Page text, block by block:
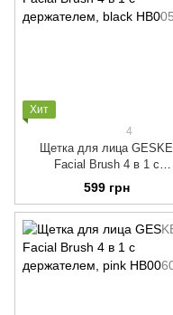
Хит
4
Щетка для лица GESKE
Facial Brush 4 в 1 с
держателем, black
599 грн